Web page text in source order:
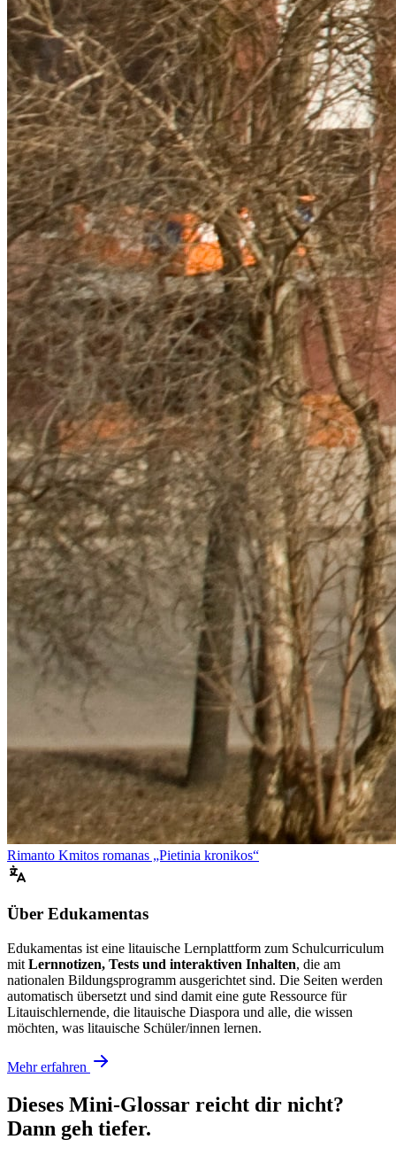
Rimanto Kmitos romanas „Pietinia kronikos“
Über Edukamentas
Edukamentas ist eine litauische Lernplattform zum Schulcurriculum
mit Lernnotizen, Tests und interaktiven Inhalten, die am
nationalen Bildungsprogramm ausgerichtet sind. Die Seiten werden
automatisch übersetzt und sind damit eine gute Ressource für
Litauischlernende, die litauische Diaspora und alle, die wissen
möchten, was litauische Schüler/innen lernen.
Mehr erfahren
Dieses Mini-Glossar reicht dir nicht?
Dann geh tiefer.